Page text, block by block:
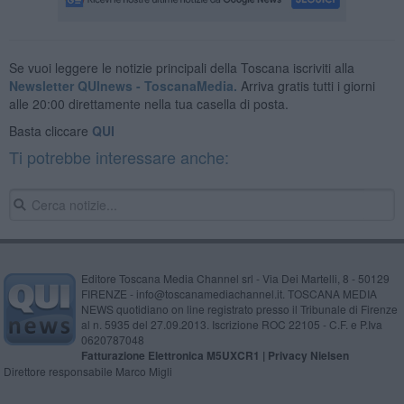
Se vuoi leggere le notizie principali della Toscana iscriviti alla
Newsletter QUInews - ToscanaMedia. Arriva gratis tutti i giorni
alle 20:00 direttamente nella tua casella di posta.
Basta cliccare QUI
Ti potrebbe interessare anche:
Editore Toscana Media Channel srl - Via Dei Martelli, 8 - 50129
FIRENZE - info@toscanamediachannel.it. TOSCANA MEDIA
NEWS quotidiano on line registrato presso il Tribunale di Firenze
al n. 5935 del 27.09.2013. Iscrizione ROC 22105 - C.F. e P.Iva
0620787048
Fatturazione Elettronica M5UXCR1 | Privacy Nielsen
Direttore responsabile Marco Migli